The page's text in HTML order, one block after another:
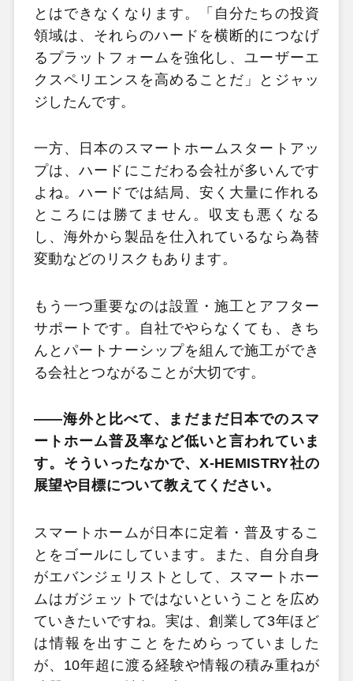
とはできなくなります。「自分たちの投資
領域は、それらのハードを横断的につなげ
るプラットフォームを強化し、ユーザーエ
クスペリエンスを高めることだ」とジャッ
ジしたんです。
一方、日本のスマートホームスタートアッ
プは、ハードにこだわる会社が多いんです
よね。ハードでは結局、安く大量に作れる
ところには勝てません。収支も悪くなる
し、海外から製品を仕入れているなら為替
変動などのリスクもあります。
もう一つ重要なのは設置・施工とアフター
サポートです。自社でやらなくても、きち
んとパートナーシップを組んで施工ができ
る会社とつながることが大切です。
――海外と比べて、まだまだ日本でのスマ
ートホーム普及率など低いと言われていま
す。そういったなかで、X-HEMISTRY社の
展望や目標について教えてください。
スマートホームが日本に定着・普及するこ
とをゴールにしています。また、自分自身
がエバンジェリストとして、スマートホー
ムはガジェットではないということを広め
ていきたいですね。実は、創業して3年ほど
は情報を出すことをためらっていました
が、10年超に渡る経験や情報の積み重ねが